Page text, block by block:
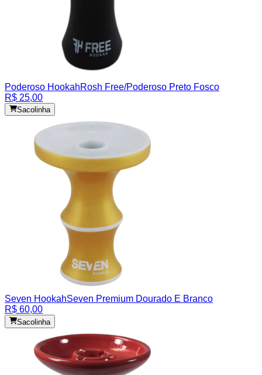
Poderoso HookahRosh Free/Poderoso Preto Fosco
R$ 25,00
Sacolinha
Seven HookahSeven Premium Dourado E Branco
R$ 60,00
Sacolinha